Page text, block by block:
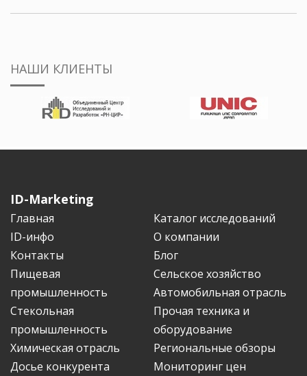
НАШИ КЛИЕНТЫ
ID-Marketing
Главная
Каталог исследований
ID-инфо
О компании
Контакты
Блог
Пищевая
промышленность
Сельское хозяйство
Автомобильная отрасль
Стекольная
промышленность
Прочая техника и
оборудование
Химическая отрасль
Региональные обзоры
Досье конкурента
Мониторинг цен